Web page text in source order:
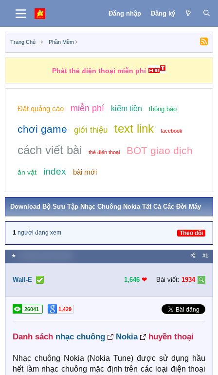
Đăng nhập Đăng ký
Trang Chủ Phần Mềm
Phát thẻ điện thoại miễn phí
Đặt quảng cáo miễn phí kiếm tiền thông báo
chơi game giới thiệu text link facebook
cách viết bài thẻ điện thoại BOT giao dịch
ăn vặt index bài mới
Download Bộ Sưu Tập Nhạc Chuông Nokia Tất Cả Các Đời Máy
1 người đang xem Theo dõi
★ #1
Wall-E 1,646 ❤︎ Bài viết: 1934
26041 1,429
Danh sách nhạc chuông Nokia huyền thoại​
Nhạc chuông Nokia (Nokia Tune) được sử dụng hầu
hết làm nhạc chuông mặc định trên các loại điện thoại